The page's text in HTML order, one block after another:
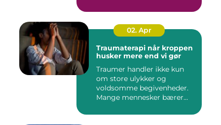
02. Apr
Traumaterapi når kroppen
husker mere end vi gør
Traumer handler ikke kun
om store ulykker og
voldsomme begivenheder.
Mange mennesker bærer